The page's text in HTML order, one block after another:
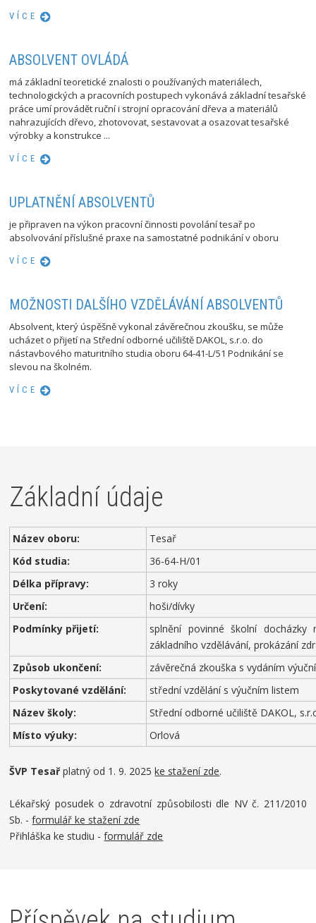
VÍCE
ABSOLVENT OVLÁDÁ
má základní teoretické znalosti o používaných materiálech,
technologických a pracovních postupech vykonává základní tesařské
práce umí provádět ruční i strojní opracování dřeva a materiálů
nahrazujících dřevo, zhotovovat, sestavovat a osazovat tesařské
výrobky a konstrukce ...
VÍCE
UPLATNĚNÍ ABSOLVENTŮ
je připraven na výkon pracovní činnosti povolání tesař po
absolvování příslušné praxe na samostatné podnikání v oboru
VÍCE
MOŽNOSTI DALŠÍHO VZDĚLÁVÁNÍ ABSOLVENTŮ
Absolvent, který úspěšně vykonal závěrečnou zkoušku, se může
ucházet o přijetí na Střední odborné učiliště DAKOL, s.r.o. do
nástavbového maturitního studia oboru 64-41-L/51 Podnikání se
slevou na školném.
VÍCE
Základní údaje
Název oboru:
Tesař
Kód studia:
36-64-H/01
Délka přípravy:
3 roky
Určení:
hoši/dívky
Podmínky přijetí:
splnění povinné školní docházky
základního vzdělávání, prokázání
Způsob ukončení:
závěrečná zkouška s vydáním
Poskytované vzdělání:
střední vzdělání s výučním listem
Název školy:
Střední odborné učiliště DAKOL,
Místo výuky:
Orlová
ŠVP Tesařplatný od 1. 9. 2025ke stažení zde.
Lékařský posudek o zdravotní způsobilosti dle NV č. 211/2010
Sb. -formulář ke stažení zde
Přihláška ke studiu -formulář zde